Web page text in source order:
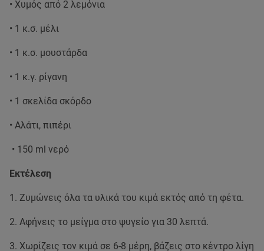
• Χυμός από 2 λεμόνια
• 1 κ.σ. μέλι
• 1 κ.σ. μουστάρδα
• 1 κ.γ. ρίγανη
• 1 σκελίδα σκόρδο
• Αλάτι, πιπέρι
• 150 ml νερό
Εκτέλεση
1. Ζυμώνεις όλα τα υλικά του κιμά εκτός από τη φέτα.
2. Αφήνεις το μείγμα στο ψυγείο για 30 λεπτά.
3. Χωρίζεις τον κιμά σε 6-8 μέρη, βάζεις στο κέντρο λίγη